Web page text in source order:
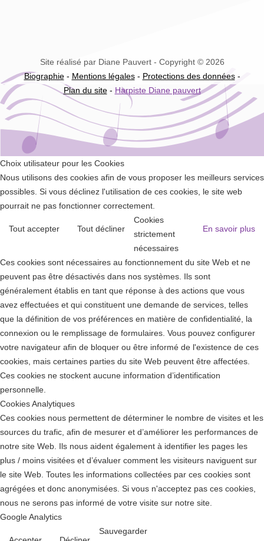
Site réalisé par Diane Pauvert - Copyright © 2026
Biographie- Mentions légales- Protections des données-
Plan du site- Harpiste Diane pauvert
Choix utilisateur pour les Cookies
Nous utilisons des cookies afin de vous proposer les meilleurs services
possibles. Si vous déclinez l'utilisation de ces cookies, le site web
pourrait ne pas fonctionner correctement.
Tout accepter Tout décliner En savoir plus
Cookies
strictement
nécessaires
Ces cookies sont nécessaires au fonctionnement du site Web et ne
peuvent pas être désactivés dans nos systèmes. Ils sont
généralement établis en tant que réponse à des actions que vous
avez effectuées et qui constituent une demande de services, telles
que la définition de vos préférences en matière de confidentialité, la
connexion ou le remplissage de formulaires. Vous pouvez configurer
votre navigateur afin de bloquer ou être informé de l'existence de ces
cookies, mais certaines parties du site Web peuvent être affectées.
Ces cookies ne stockent aucune information d’identification
personnelle.
Cookies Analytiques
Ces cookies nous permettent de déterminer le nombre de visites et les
sources du trafic, afin de mesurer et d’améliorer les performances de
notre site Web. Ils nous aident également à identifier les pages les
plus / moins visitées et d’évaluer comment les visiteurs naviguent sur
le site Web. Toutes les informations collectées par ces cookies sont
agrégées et donc anonymisées. Si vous n'acceptez pas ces cookies,
nous ne serons pas informé de votre visite sur notre site.
Google Analytics
Sauvegarder